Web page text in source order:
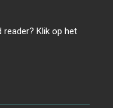
reader? Klik op het